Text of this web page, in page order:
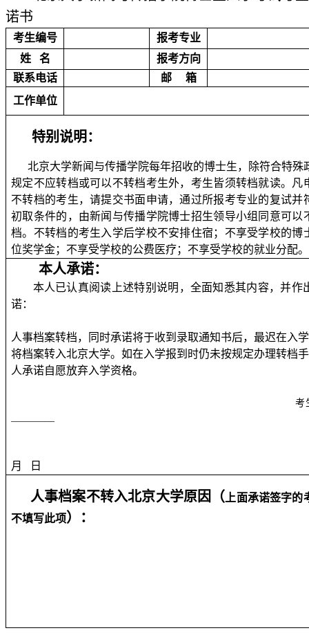
诺书
考生编号
报考专业
姓
名
报考方向
联系电话
邮
箱
工作单位
特别说明：
北京大学新闻与传播学院每年招收的博士生，除符合特殊
规定不应转档或可以不转档考生外，考生皆须转档就读。凡
不转档的考生，请提交书面申请，通过所报考专业的复试并
初取条件的，由新闻与传播学院博士招生领导小组同意可以
档。不转档的考生入学后学校不安排住宿；不享受学校的博
位奖学金；不享受学校的公费医疗；不享受学校的就业分配。
本人承诺：
本人已认真阅读上述特别说明，全面知悉其内容，并作
诺：
人事档案转档，同时承诺将于收到录取通知书后，最迟在入
将档案转入北京大学。如在入学报到时仍未按规定办理转档
人承诺自愿放弃入学资格。
考
月 日
人事档案不转入北京大学原因（ 上面承诺签字的
不填写此项）：